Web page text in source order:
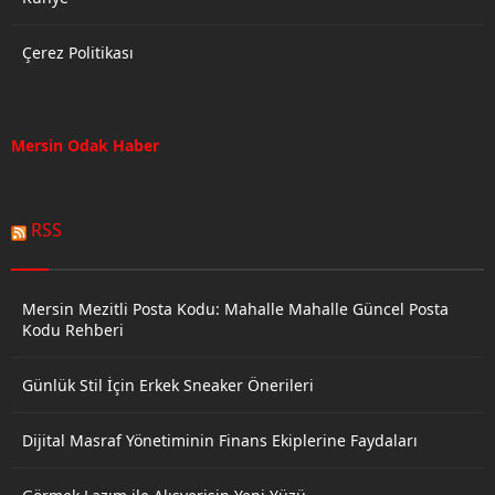
Çerez Politikası
Mersin Odak Haber
RSS
Mersin Mezitli Posta Kodu: Mahalle Mahalle Güncel Posta
Kodu Rehberi
Günlük Stil İçin Erkek Sneaker Önerileri
Dijital Masraf Yönetiminin Finans Ekiplerine Faydaları